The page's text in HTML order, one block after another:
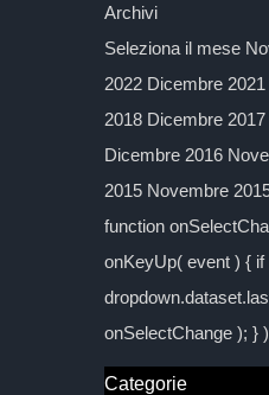
Archivi
Seleziona il mese
2022 Dicembre
2018 Dicembre
Dicembre 2016
2015 Novembre
function
onKeyUp( event ) {
onSelectChange ); }
Categorie